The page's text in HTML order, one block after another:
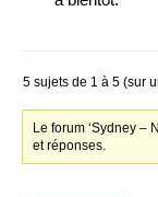
5 sujets de 1 à 5 (sur
Le forum ‘Sydney –
et réponses.